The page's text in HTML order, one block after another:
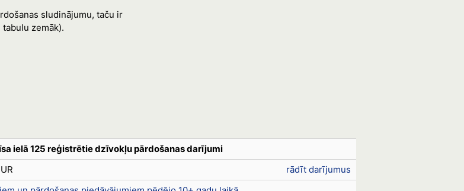
sludinājumu, taču ir
zemāk).
ielā 125 reģistrētie dzīvokļu pārdošanas darījumi
rādīt darījumus